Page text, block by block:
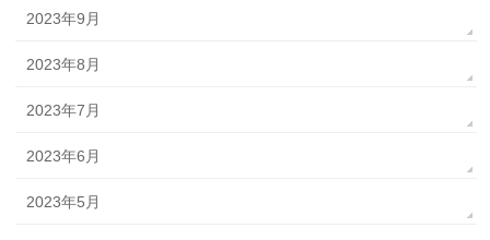
2023年9月
2023年8月
2023年7月
2023年6月
2023年5月